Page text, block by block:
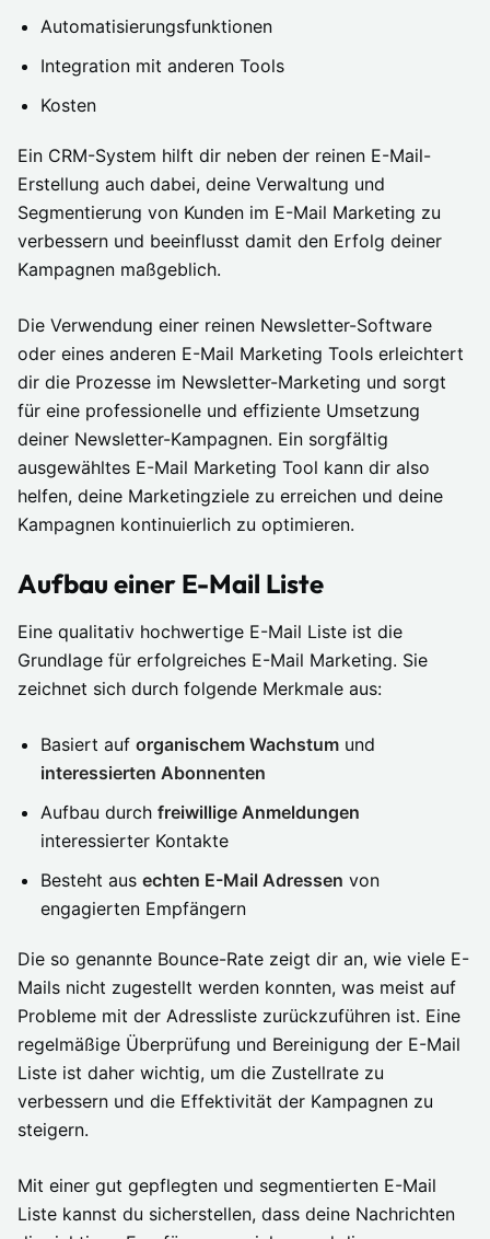
Automatisierungsfunktionen
Integration mit anderen Tools
Kosten
Ein CRM-System hilft dir neben der reinen E-Mail-
Erstellung auch dabei, deine Verwaltung und
Segmentierung von Kunden im E-Mail Marketing zu
verbessern und beeinflusst damit den Erfolg deiner
Kampagnen maßgeblich.
Die Verwendung einer reinen Newsletter-Software
oder eines anderen E-Mail Marketing Tools erleichtert
dir die Prozesse im Newsletter-Marketing und sorgt
für eine professionelle und effiziente Umsetzung
deiner Newsletter-Kampagnen. Ein sorgfältig
ausgewähltes E-Mail Marketing Tool kann dir also
helfen, deine Marketingziele zu erreichen und deine
Kampagnen kontinuierlich zu optimieren.
Aufbau einer E-Mail Liste
Eine qualitativ hochwertige E-Mail Liste ist die
Grundlage für erfolgreiches E-Mail Marketing. Sie
zeichnet sich durch folgende Merkmale aus:
Basiert auf organischem Wachstumund
interessierten Abonnenten
Aufbau durch freiwillige Anmeldungen
interessierter Kontakte
Besteht aus echten E-Mail Adressen von
engagierten Empfängern
Die so genannte Bounce-Rate zeigt dir an, wie viele E-
Mails nicht zugestellt werden konnten, was meist auf
Probleme mit der Adressliste zurückzuführen ist. Eine
regelmäßige Überprüfung und Bereinigung der E-Mail
Liste ist daher wichtig, um die Zustellrate zu
verbessern und die Effektivität der Kampagnen zu
steigern.
Mit einer gut gepflegten und segmentierten E-Mail
Liste kannst du sicherstellen, dass deine Nachrichten